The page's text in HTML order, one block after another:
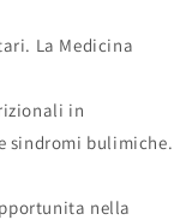
La Medicina
in
sindromi bulimiche.
nella